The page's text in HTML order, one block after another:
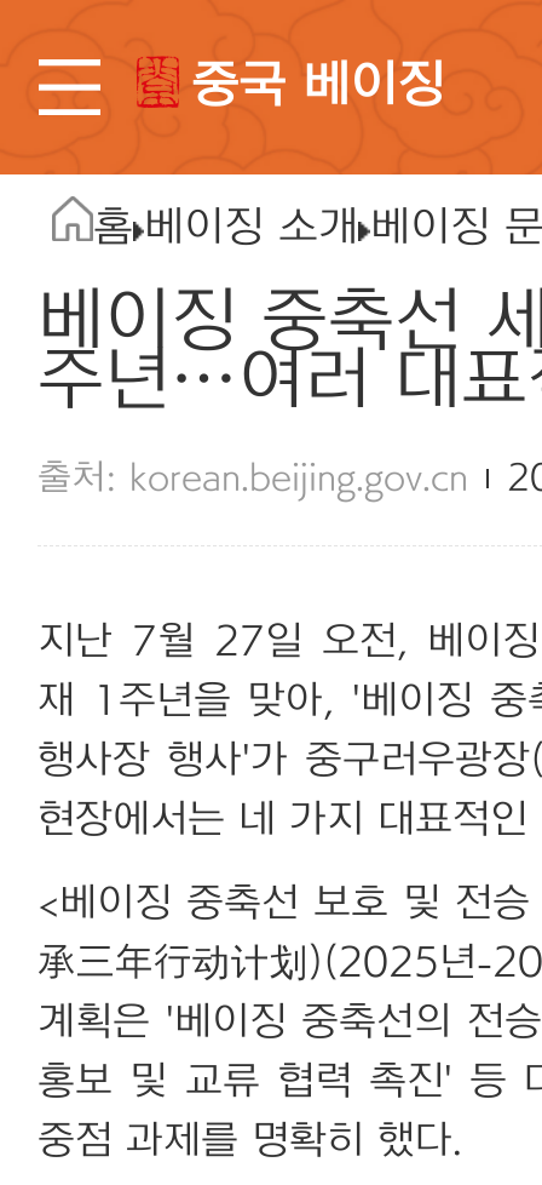
중국 베이징
홈 베이징 소개 베이징
베이징 중축선
주년…여러 대
korean.beijing.gov.cn
지난 7월 27일 오전, 베이
재 1주년을 맞아, '베이징
행사장 행사'가 중구러우광
현장에서는 네 가지 대표적
<베이징 중축선 보호 및 전
承三年行动计划)(2025년-
계획은 '베이징 중축선의 전
홍보 및 교류 협력 촉진' 등
중점 과제를 명확히 했다.